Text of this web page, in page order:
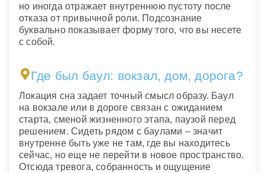
но иногда отражает внутреннюю пустоту после
отказа от привычной роли. Подсознание
буквально показывает форму того, что вы несете
с собой.
Где был баул: вокзал, дом, дорога?
Локация сна задает точный смысл образу. Баул
на вокзале или в дороге связан с ожиданием
старта, сменой жизненного этапа, паузой перед
решением. Сидеть рядом с баулами – значит
внутренне быть уже не там, где вы находитесь
сейчас, но еще не перейти в новое пространство.
Отсюда тревога, собранность и ощущение